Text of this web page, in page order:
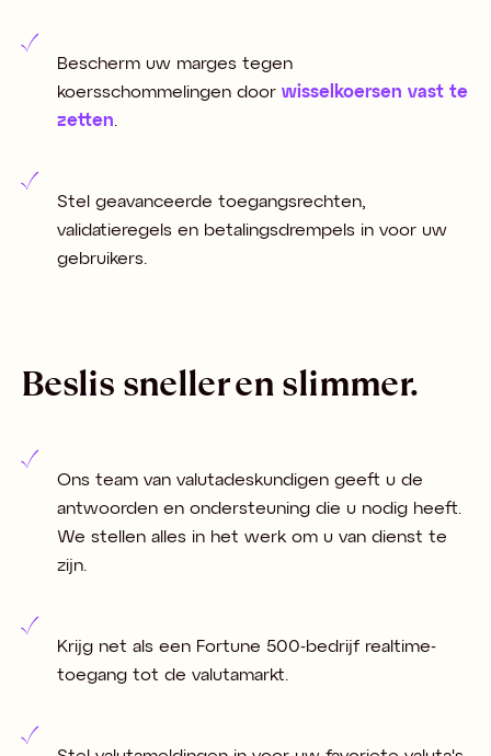
Bescherm uw marges tegen
koersschommelingen doorwisselkoersen vast te
zetten.
Stel geavanceerde toegangsrechten,
validatieregels en betalingsdrempels in voor uw
gebruikers.
Beslis sneller en slimmer.
Ons team van valutadeskundigen geeft u de
antwoorden en ondersteuning die u nodig heeft.
We stellen alles in het werk om u van dienst te
zijn.
Krijg net als een Fortune 500-bedrijf realtime-
toegang tot de valutamarkt.